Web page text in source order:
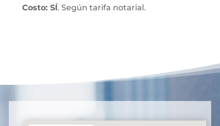
Costo: SÍ. Según tarifa notarial.